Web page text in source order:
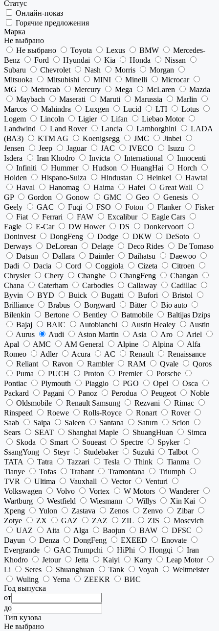
Статус
Онлайн-показ
Горячие предложения
Марка
Не выбрано
Не выбрано
Toyota Lexus BMW
Mercedes-
Benz
Ford Hyundai Kia Honda
Nissan
Subaru
Chevrolet Nash Morris
Morgan
Mitsuoka
Mitsubishi MINI Minelli
Microcar
MG
Metrocab Mercury Mega McLaren
Mazda
Maybach
Maserati Maruti Marussia
Marlin
Marcos
Mahindra Luxgen Lucid LTI
Lotus
Logem
Lincoln Ligier Lifan
Liebao Motor
Landwind
Land Rover Lancia Lamborghini
LADA
(ВАЗ)
KTM AG Koenigsegg JMC
Jinbei
Jensen
Jeep Jaguar JAC IVECO
Isuzu
Isdera
Iran Khodro Invicta International
Innocenti
Infiniti
Hummer Hudson HuangHai
Horch
Holden
Hispano-Suiza Hindustan Heinkel
Hawtai
Haval
Hanomag Haima Hafei
Great Wall
GP
Gordon Gonow GMC Geo
Genesis
Geely
GAC Fuqi FSO Foton Flanker
Fisker
Fiat
Ferrari FAW Excalibur
Eagle Cars
Eagle
E-Car DW Hower DS
Donkervoort
Doninvest
DongFeng Dodge DKW
DeSoto
Derways
DeLorean Delage Deco Rides
De Tomaso
Datsun
Dallara Daimler Daihatsu
Daewoo
Dadi
Dacia Cord Coggiola Cizeta
Citroen
Chrysler
Chery Changhe ChangFeng
Changan
Chana
Caterham Carbodies Callaway
Cadillac
Byvin
BYD Buick Bugatti Bufori
Bristol
Brilliance
Brabus Borgward Bitter
Bio auto
Bilenkin
Bertone Bentley Batmobile
Baltijas Dzips
Bajaj
BAIC Autobianchi Austin Healey
Austin
Aurus
Audi Aston Martin Asia Aro
Ariel
Apal
AMC AM General Alpine Alpina
Alfa
Romeo
Adler Acura AC Renault
Renaissance
Reliant
Ravon Rambler RAM Qvale
Qoros
Puma
PUCH Proton Premier
Porsche
Pontiac
Plymouth Piaggio PGO Opel
Osca
Packard
Pagani Panoz Perodua Peugeot
Noble
Oldsmobile
Renault Samsung Rezvani
Rimac
Rinspeed
Roewe Rolls-Royce Ronart
Rover
Saab
Saipa Saleen Santana Saturn
Scion
Sears
SEAT Shanghai Maple ShuangHuan
Simca
Skoda
Smart Soueast Spectre
Spyker
SsangYong
Steyr Studebaker Suzuki
Talbot
TATA
Tatra Tazzari Tesla Think
Tianma
Tianye
Tofas Trabant Tramontana
Triumph
TVR
Ultima Vauxhall Vector
Venturi
Volkswagen
Volvo Vortex W Motors
Wanderer
Wartburg
Westfield Wiesmann Willys
Xin Kai
Xpeng
Yulon Zastava Zenos Zenvo
Zibar
Zotye
ZX GAZ ZAZ ZIL ZIS
Moscvich
UAZ
Aita Alga Baojun BAW
DFSC
Dayun
Denza DongFeng EXEED
Enovate
Evergrande
GAC Trumpchi HiPhi Hongqi
Iran
Khodro
Jetour Jetta Kaiyi Karry
Leap Motor
Li
Seres Shuanghuan Tank Voyah
Weltmeister
Wuling
Yema ZEEKR
ВИС
Год выпуска
от
до
Тип кузова
Не выбрано